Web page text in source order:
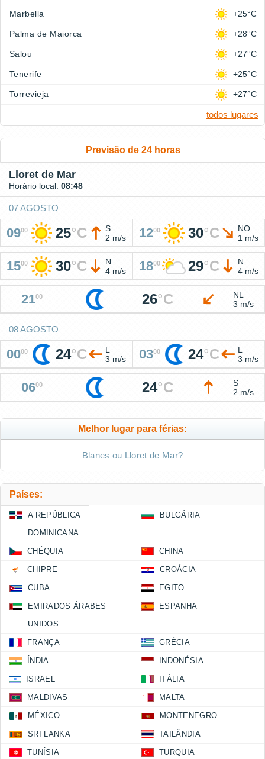
Marbella +25°C
Palma de Maiorca +28°C
Salou +27°C
Tenerife +25°C
Torrevieja +27°C
todos lugares
Previsão de 24 horas
Lloret de Mar
Horário local: 08:48
07 AGOSTO
0900 25°C
S
2 m/s
1200 30°C
NO
1 m/s
1500 30°C
N
4 m/s
1800 29°C
N
4 m/s
2100 26°C
NL
3 m/s
08 AGOSTO
0000 24°C
L
3 m/s
0300 24°C
L
3 m/s
0600 24°C
S
2 m/s
Melhor lugar para férias:
Blanes ou Lloret de Mar?
Países:
A REPÚBLICA
DOMINICANA
BULGÁRIA
CHÉQUIA CHINA
CHIPRE CROÁCIA
CUBA EGITO
EMIRADOS ÁRABES
UNIDOS
ESPANHA
FRANÇA GRÉCIA
ÍNDIA INDONÉSIA
ISRAEL ITÁLIA
MALDIVAS MALTA
MÉXICO MONTENEGRO
SRI LANKA TAILÂNDIA
TUNÍSIA TURQUIA